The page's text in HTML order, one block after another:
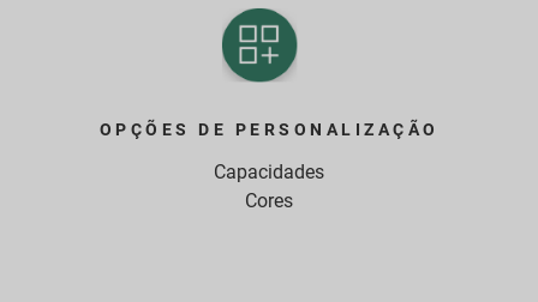
OPÇÕES DE PERSONALIZAÇÃO
Capacidades
Cores